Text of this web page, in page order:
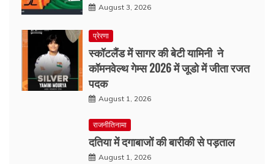
August 3, 2026
प्रेरणा
स्कॉटलैंड में सागर की बेटी यामिनी ने
कॉमनवेल्थ गेम्स 2026 में जूडो में जीता रजत
पदक
August 1, 2026
राजनीतिनामा
दतिया में दगाबाजों की बारीकी से पड़ताल
August 1, 2026